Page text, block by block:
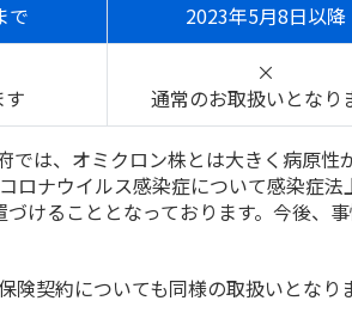
で 2023年5月8日以降
す
×
通常のお取扱いとなり
は、オミクロン株とは大きく病原性
ロナウイルス感染症について感染症法
けることとなっております。今後、
契約についても同様の取扱いとなりま